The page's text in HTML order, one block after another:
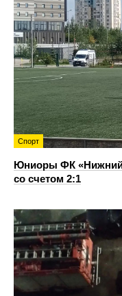
Спорт
Юниоры ФК «Нижний
со счетом 2:1